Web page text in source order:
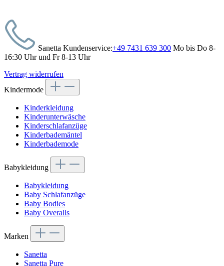
Sanetta Kundenservice:+49 7431 639 300 Mo bis Do 8-
16:30 Uhr und Fr 8-13 Uhr
Vertrag widerrufen
Kindermode
Kinderkleidung
Kinderunterwäsche
Kinderschlafanzüge
Kinderbademäntel
Kinderbademode
Babykleidung
Babykleidung
Baby Schlafanzüge
Baby Bodies
Baby Overalls
Marken
Sanetta
Sanetta Pure